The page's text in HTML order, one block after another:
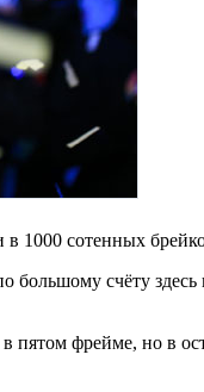
1000 сотенных
большому счёту
пятом фрейме, но в